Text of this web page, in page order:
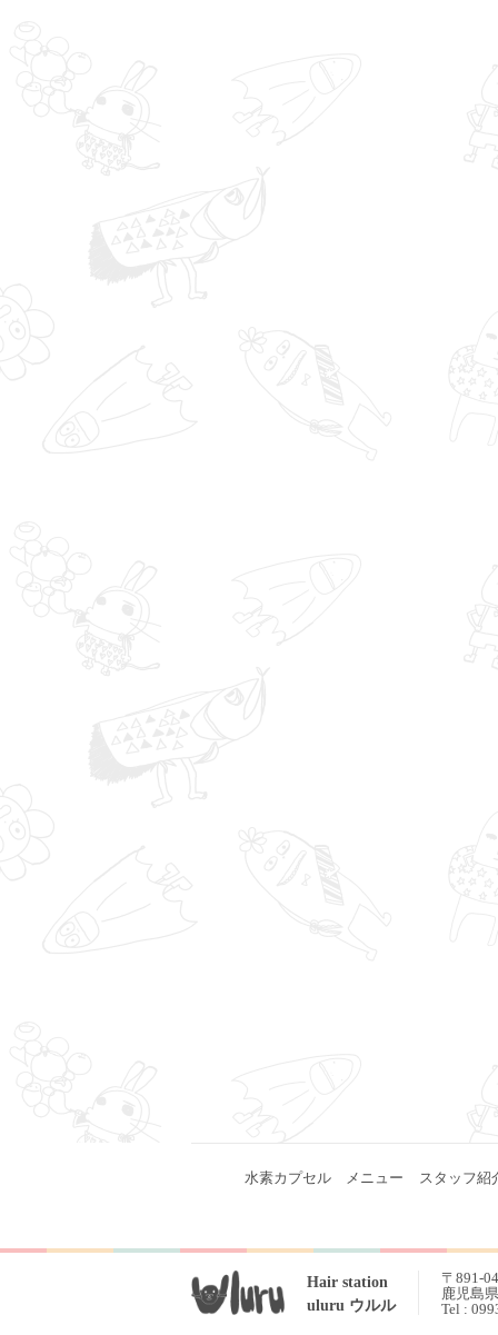
水素カプセル メニュー スタッフ紹
Hair station
uluru ウルル
〒891-
鹿児島
Tel :